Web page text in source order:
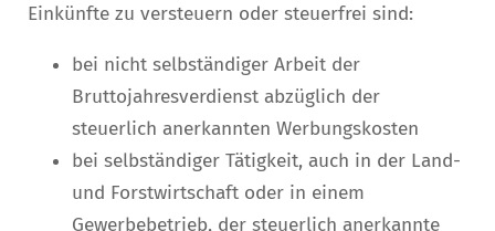
Einkünfte zu versteuern oder steuerfrei sind:
bei nicht selbständiger Arbeit der
Bruttojahresverdienst abzüglich der
steuerlich anerkannten Werbungskosten
bei selbständiger Tätigkeit, auch in der Land-
und Forstwirtschaft oder in einem
Gewerbebetrieb, der steuerlich anerkannte